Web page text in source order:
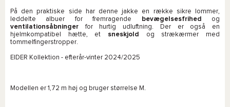
På den praktiske side har denne jakke en række sikre lommer,
leddelte albuer for fremragende
bevægelsesfrihed
og
ventilationsåbninger for hurtig udluftning. Der er også en
hjelmkompatibel hætte, et sneskjold
og strækærmer med
tommelfingerstropper.
EIDER Kollektion - efterår-vinter 2024/2025
Modellen er 1,72 m høj og bruger størrelse M.